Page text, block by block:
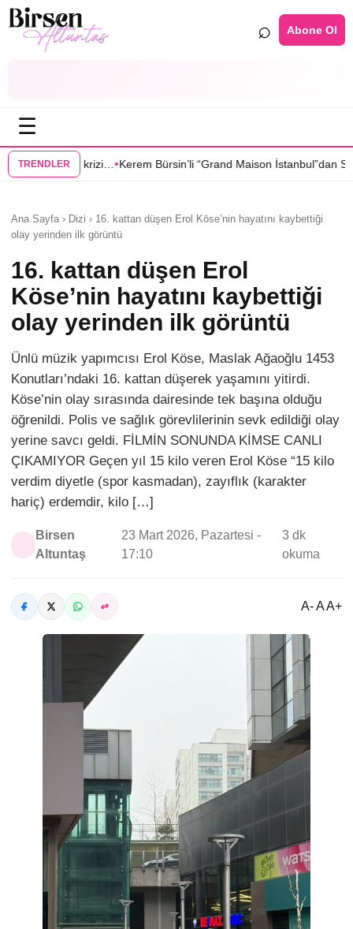
⌕ Abone Ol
☰
TRENDLER
Bürsin’li “Grand Maison İstanbul”dan Sıla Türkoğlu’na teklif•
Ana Sayfa › Dizi › 16. kattan düşen Erol Köse’nin hayatını kaybettiği
olay yerinden ilk görüntü
16. kattan düşen Erol
Köse’nin hayatını kaybettiği
olay yerinden ilk görüntü
Ünlü müzik yapımcısı Erol Köse, Maslak Ağaoğlu 1453
Konutları’ndaki 16. kattan düşerek yaşamını yitirdi.
Köse’nin olay sırasında dairesinde tek başına olduğu
öğrenildi. Polis ve sağlık görevlilerinin sevk edildiği olay
yerine savcı geldi. FİLMİN SONUNDA KİMSE CANLI
ÇIKAMIYOR Geçen yıl 15 kilo veren Erol Köse “15 kilo
verdim diyetle (spor kasmadan), zayıflık (karakter
hariç) erdemdir, kilo […]
Birsen
Altuntaş
23 Mart 2026, Pazartesi -
17:10
3 dk
okuma
A- A A+